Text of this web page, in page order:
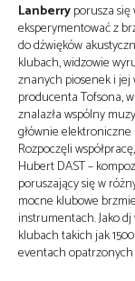
Lanberryporusza
eksperymentować z
do dźwięków
klubach, widzowie
znanych piosenek i jej
producenta Tofsona,
znalazła wspólny
głównie
Rozpoczęli
Hubert DAST –
poruszający się w
mocne klubowe
instrumentach. Jako
klubach takich jak
eventach